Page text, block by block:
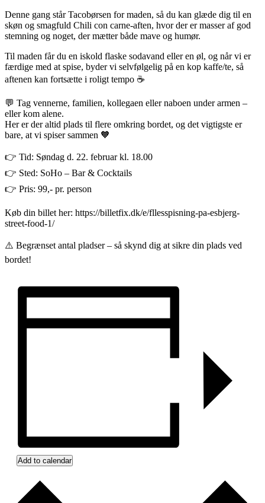
Denne gang står Tacobørsen for maden, så du kan glæde dig til en
skøn og smagfuld Chili con carne-aften, hvor der er masser af god
stemning og noget, der mætter både mave og humør.
Til maden får du en iskold flaske sodavand eller en øl, og når vi er
færdige med at spise, byder vi selvfølgelig på en kop kaffe/te, så
aftenen kan fortsætte i roligt tempo ☕️
💬 Tag vennerne, familien, kollegaen eller naboen under armen –
eller kom alene.
Her er der altid plads til flere omkring bordet, og det vigtigste er
bare, at vi spiser sammen 🧡
👉 Tid: Søndag d. 22. februar kl. 18.00
👉 Sted: SoHo – Bar & Cocktails
👉 Pris: 99,- pr. person
Køb din billet her: https://billetfix.dk/e/fllesspisning-pa-esbjerg-
street-food-1/
⚠️ Begrænset antal pladser – så skynd dig at sikre din plads ved
bordet!
Add to calendar